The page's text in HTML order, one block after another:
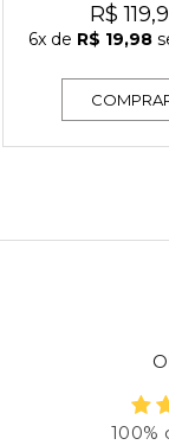
R$
6xde R$ 19,98